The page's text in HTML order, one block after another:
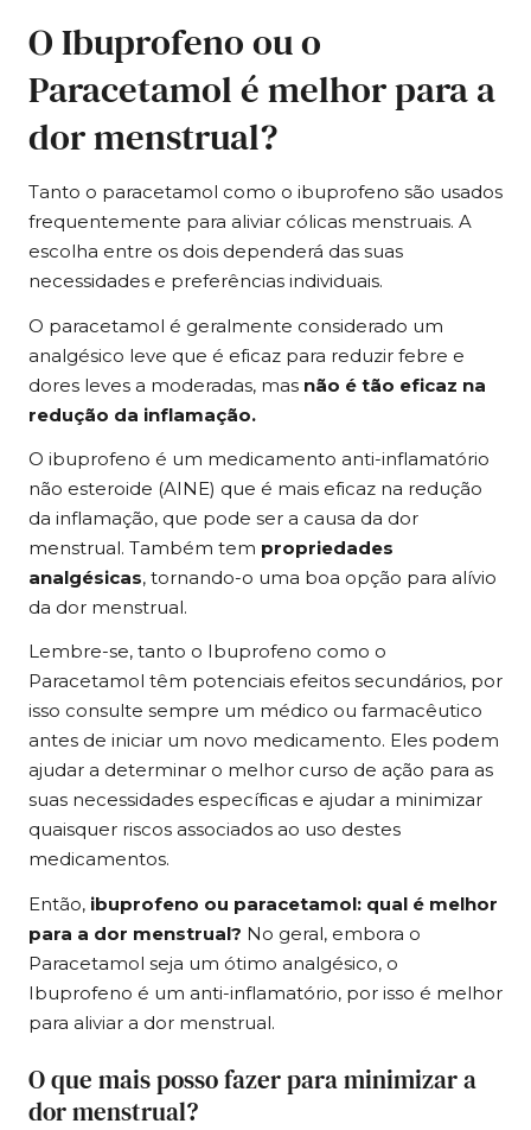
O Ibuprofeno ou o
Paracetamol é melhor para a
dor menstrual?
Tanto o paracetamol como o ibuprofeno são usados
frequentemente para aliviar cólicas menstruais. A
escolha entre os dois dependerá das suas
necessidades e preferências individuais.
O paracetamol é geralmente considerado um
analgésico leve que é eficaz para reduzir febre e
dores leves a moderadas, mas não é tão eficaz na
redução da inflamação.
O ibuprofeno é um medicamento anti-inflamatório
não esteroide (AINE) que é mais eficaz na redução
da inflamação, que pode ser a causa da dor
menstrual. Também tem propriedades
analgésicas, tornando-o uma boa opção para alívio
da dor menstrual.
Lembre-se, tanto o Ibuprofeno como o
Paracetamol têm potenciais efeitos secundários, por
isso consulte sempre um médico ou farmacêutico
antes de iniciar um novo medicamento. Eles podem
ajudar a determinar o melhor curso de ação para as
suas necessidades específicas e ajudar a minimizar
quaisquer riscos associados ao uso destes
medicamentos.
Então, ibuprofeno ou paracetamol: qual é melhor
para a dor menstrual? No geral, embora o
Paracetamol seja um ótimo analgésico, o
Ibuprofeno é um anti-inflamatório, por isso é melhor
para aliviar a dor menstrual.
O que mais posso fazer para minimizar a
dor menstrual?